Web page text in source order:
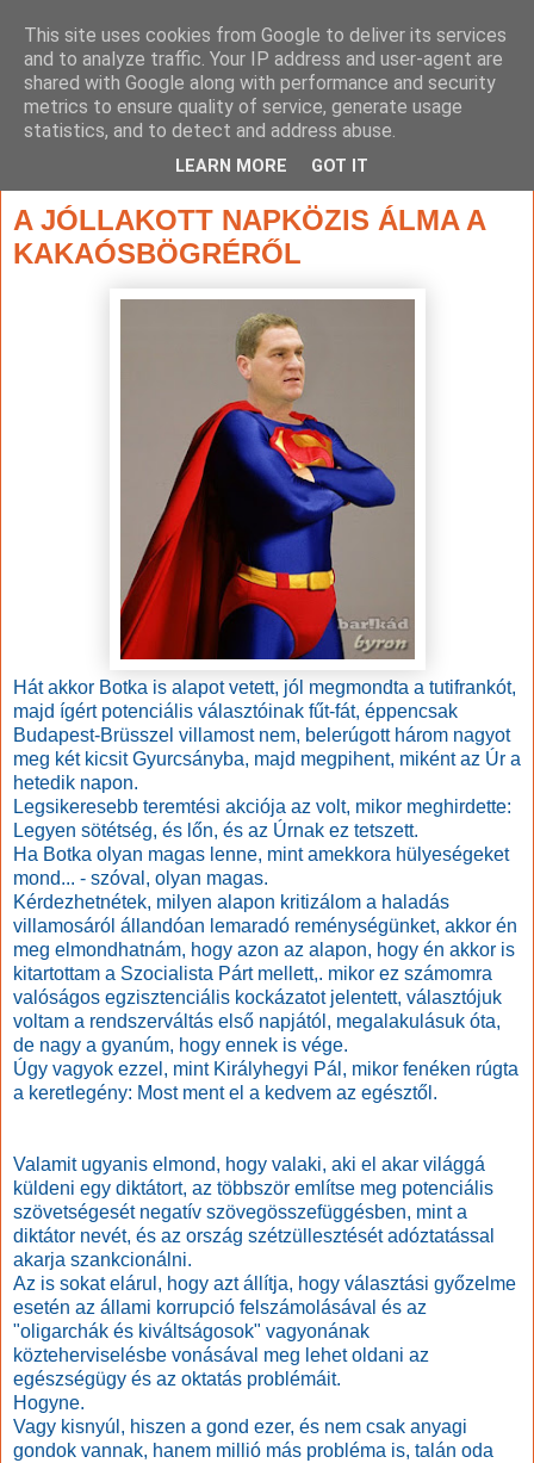
A JÓLLAKOTT NAPKÖZIS ÁLMA A
KAKAÓSBÖGRÉRŐL
Hát akkor Botka is alapot vetett, jól megmondta a tutifrankót,
majd ígért potenciális választóinak fűt-fát, éppencsak
Budapest-Brüsszel villamost nem, belerúgott három nagyot
meg két kicsit Gyurcsányba, majd megpihent, miként az Úr a
hetedik napon.
Legsikeresebb teremtési akciója az volt, mikor meghirdette:
Legyen sötétség, és lőn, és az Úrnak ez tetszett.
Ha Botka olyan magas lenne, mint amekkora hülyeségeket
mond... - szóval, olyan magas.
Kérdezhetnétek, milyen alapon kritizálom a haladás
villamosáról állandóan lemaradó reménységünket, akkor én
meg elmondhatnám, hogy azon az alapon, hogy én akkor is
kitartottam a Szocialista Párt mellett,. mikor ez számomra
valóságos egzisztenciális kockázatot jelentett, választójuk
voltam a rendszerváltás első napjától, megalakulásuk óta,
de nagy a gyanúm, hogy ennek is vége.
Úgy vagyok ezzel, mint Királyhegyi Pál, mikor fenéken rúgta
a keretlegény: Most ment el a kedvem az egésztől.
Valamit ugyanis elmond, hogy valaki, aki el akar világgá
küldeni egy diktátort, az többször említse meg potenciális
szövetségesét negatív szövegösszefüggésben, mint a
diktátor nevét, és az ország szétzüllesztését adóztatással
akarja szankcionálni.
Az is sokat elárul, hogy azt állítja, hogy választási győzelme
esetén az állami korrupció felszámolásával és az
"oligarchák és kiváltságosok" vagyonának
közteherviselésbe vonásával meg lehet oldani az
egészségügy és az oktatás problémáit.
Hogyne.
Vagy kisnyúl, hiszen a gond ezer, és nem csak anyagi
gondok vannak, hanem millió más probléma is, talán oda
This site uses cookies from Google to deliver its services
and to analyze traffic. Your IP address and user-agent are
shared with Google along with performance and security
metrics to ensure quality of service, generate usage
statistics, and to detect and address abuse.
LEARN MORE GOT IT